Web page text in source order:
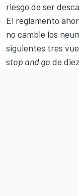
riesgo de ser
El reglamento
no cambie los
siguientes tres
stop and go de